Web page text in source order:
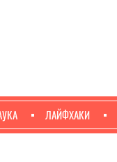
ЛАЙФХАКИ